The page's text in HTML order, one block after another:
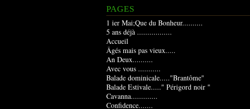
PAGES
1 ier Mai;Que du Bonheur..........
5 ans déjà .................
Accueil
Âgés mais pas vieux.....
An Deux..........
Avec vous ...........
Balade dominicale....."Brantôme"
Balade Estivale....." Périgord noir "
Cavanna.............
Confidence.......